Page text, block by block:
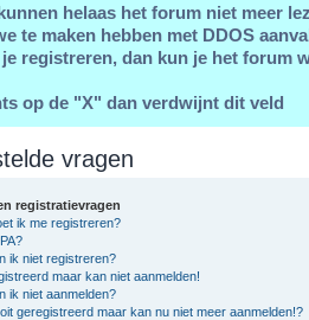
helaas het forum niet meer
te maken hebben met DDOS
registreren, dan kun je het forum
op de "X" dan verdwijnt dit veld
vragen
registratievragen
ik me registreren?
ik niet registreren?
maar kan niet aanmelden!
ik niet aanmelden?
geregistreerd maar kan nu niet meer aanmelden!?